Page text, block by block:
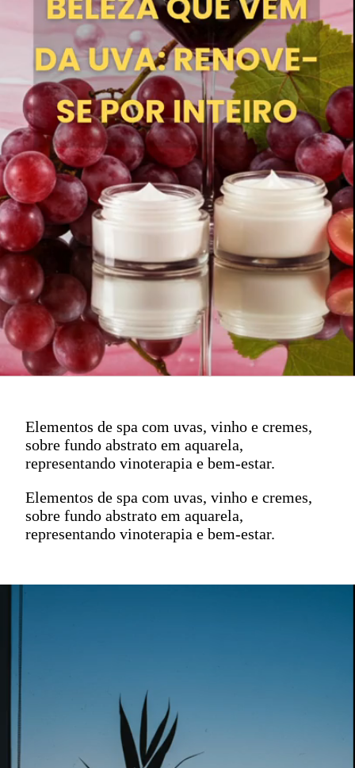
Elementos de spa com uvas, vinho e cremes,
sobre fundo abstrato em aquarela,
representando vinoterapia e bem-estar.
Elementos de spa com uvas, vinho e cremes,
sobre fundo abstrato em aquarela,
representando vinoterapia e bem-estar.